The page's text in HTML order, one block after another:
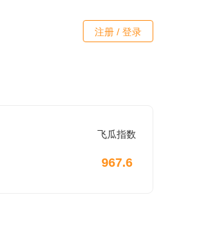
注册 / 登录
飞瓜指数
967.6